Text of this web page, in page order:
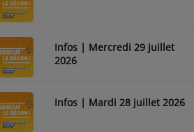
Infos | Mercredi 29 juillet
2026
Infos | Mardi 28 juillet 2026